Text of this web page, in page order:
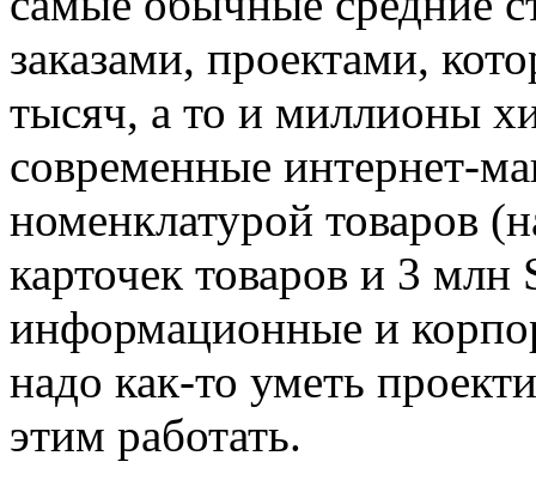
заказами, проектами,
тысяч, а то и миллионы
современные интернет-
номенклатурой товаров
карточек товаров и 3
информационные и
надо как-то уметь
этим работать.